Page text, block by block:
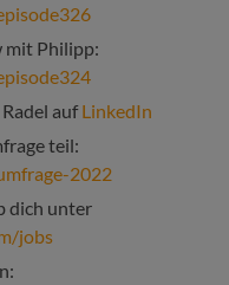
mit Philipp:
auf LinkedIn
teil:
2022
dich unter
jobs